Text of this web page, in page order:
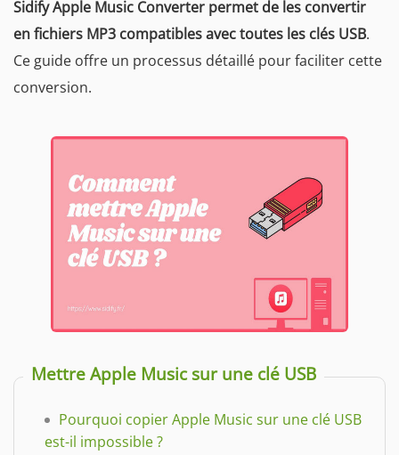
Sidify Apple Music Converter permet de les convertir
en fichiers MP3 compatibles avec toutes les clés USB.
Ce guide offre un processus détaillé pour faciliter cette
conversion.
Mettre Apple Music sur une clé USB
Pourquoi copier Apple Music sur une clé USB
est-il impossible ?